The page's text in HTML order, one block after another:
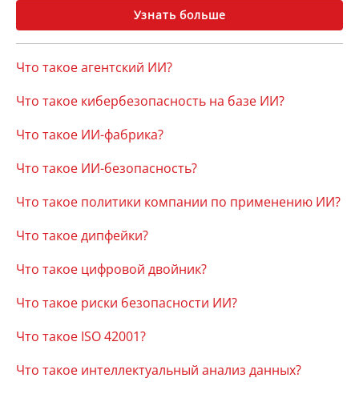
Узнать больше
Что такое агентский ИИ?
Что такое кибербезопасность на базе ИИ?
Что такое ИИ-фабрика?
Что такое ИИ-безопасность?
Что такое политики компании по применению ИИ?
Что такое дипфейки?
Что такое цифровой двойник?
Что такое риски безопасности ИИ?
Что такое ISO 42001?
Что такое интеллектуальный анализ данных?